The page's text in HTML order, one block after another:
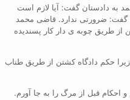
به دادستان گفت: آیا لازم است
گفت: ضرورتی ندارد. قاضی محمد
از طریق چوبه ی دار کار پسندیده
حکم دادگاه کشتن از طریق طناب
قبل از مرگ را به جا آورم.